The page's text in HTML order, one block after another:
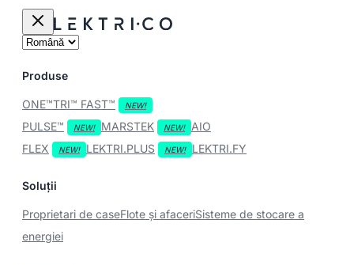
Produse
ONE™TRI™ FAST™
PULSE™
MARSTEK
AIO
FLEX
LEKTRI.PLUS LEKTRI.FY
Soluții
Proprietari de caseFlote și afaceriSisteme de stocare a
energiei